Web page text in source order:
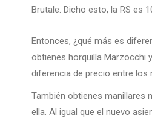
Brutale. Dicho esto, la RS es
Entonces, ¿qué más es
obtienes horquilla Marzocchi
diferencia de precio entre los
También obtienes manillares
ella. Al igual que el nuevo